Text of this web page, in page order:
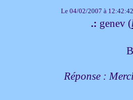
Le 04/02/2007 à 12:42:42
.: genev (
Réponse :